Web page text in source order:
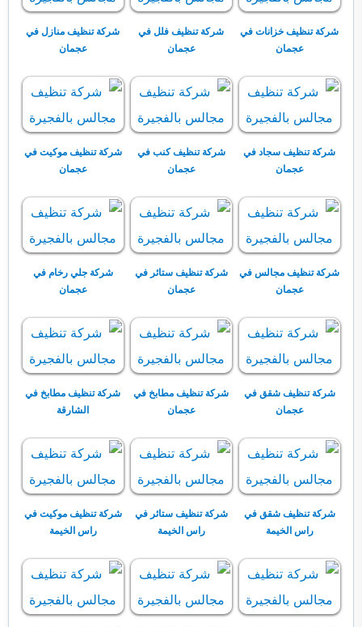
شركة تنظيف خزانات في
عجمان
شركة تنظيف فلل في
عجمان
شركة تنظيف منازل في
عجمان
شركة تنظيف سجاد في
عجمان
شركة تنظيف كنب في
عجمان
شركة تنظيف موكيت في
عجمان
شركة تنظيف مجالس في
عجمان
شركة تنظيف ستائر في
عجمان
شركة جلي رخام في
عجمان
شركة تنظيف شقق في
عجمان
شركة تنظيف مطابخ في
عجمان
شركة تنظيف مطابخ في
الشارقة
شركة تنظيف شقق في
راس الخيمة
شركة تنظيف ستائر في
راس الخيمة
شركة تنظيف موكيت في
راس الخيمة